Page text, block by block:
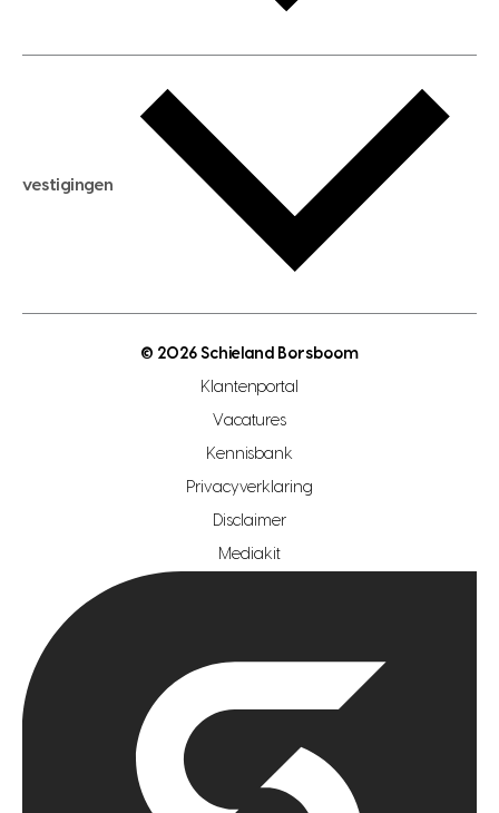
aankoopadvies
verkoopadvies
hypotheekadvies
hypotheek berekenen
maximale hypotheek berekenen
hypotheek bespaarcheck
gratis zoekprofiel aanmaken
open woningwaarde dag
vestigingen
makelaar regio zoetermeer
hypotheekshop regio den haag
hypotheekshop regio rotterdam
© 2026 Schieland Borsboom
Klantenportal
Vacatures
Kennisbank
Privacyverklaring
Disclaimer
Mediakit